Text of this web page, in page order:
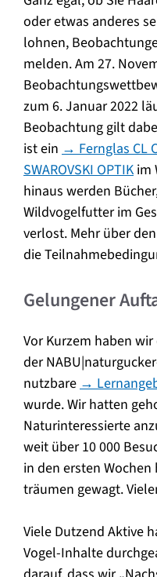
oder etwas anderes
lohnen,
melden. Am 27.
zum 6. Januar 2022
Beobachtung gilt
ist ein → Fernglas CL
SWAROVSKI OPTIKim
hinaus werden
Wildvogelfutter im
verlost. Mehr über
die
Gelungener
Vor Kurzem haben
der
nutzbare →
wurde. Wir hatten
Naturinteressierte
weit über 10 000
in den ersten
träumen gewagt.
Viele Dutzend Aktive
Vogel-Inhalte